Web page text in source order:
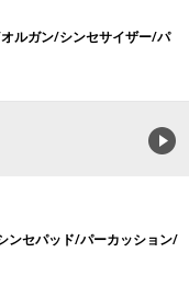
ルガン/シンセサイザー/パ
ンセパッド/パーカッション/